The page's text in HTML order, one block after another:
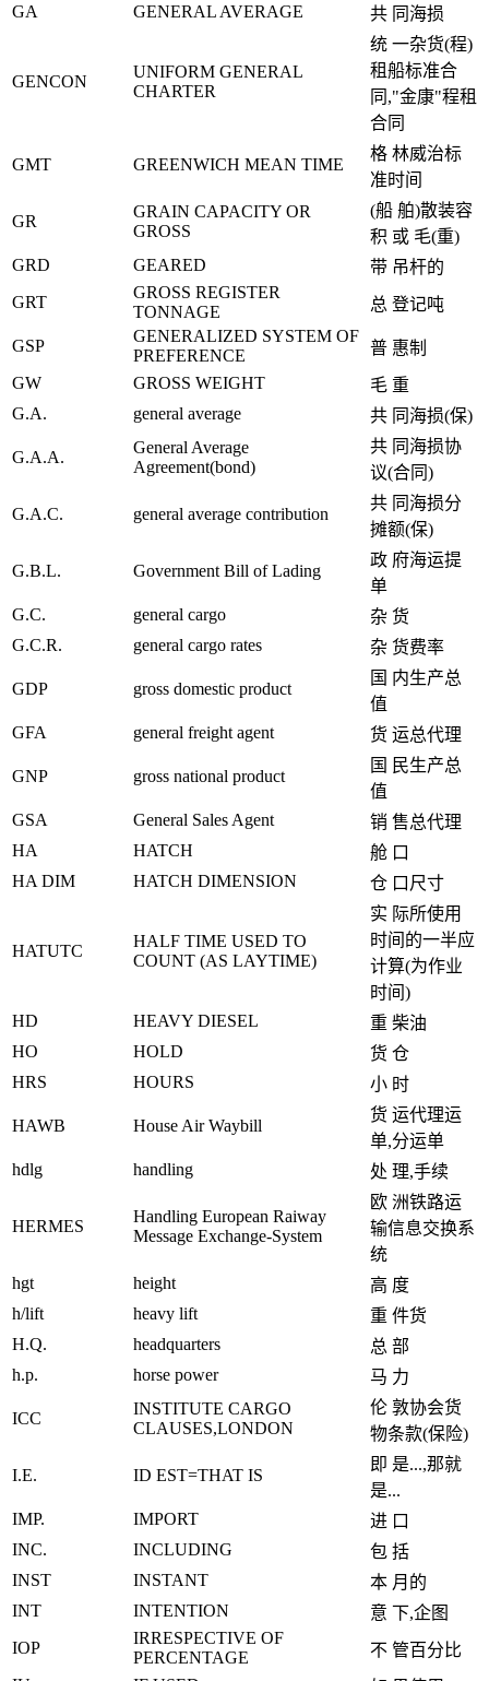
GA
GENERAL AVERAGE 共 同海损
GENCON
UNIFORM GENERAL
CHARTER
统 一杂货(程)
租船标准合
同,"金康"程租
合同
GMT GREENWICH MEAN TIME
格 林威治标
准时间
GR
GRAIN CAPACITY OR
GROSS
(船 舶)散装容
积 或 毛(重)
GRD
GEARED
带 吊杆的
GRT
GROSS REGISTER
TONNAGE
总 登记吨
GSP
GENERALIZED SYSTEM OF
PREFERENCE
普 惠制
GW
GROSS WEIGHT
毛 重
G.A.
general average 共 同海损(保)
G.A.A.
General Average
Agreement(bond)
共 同海损协
议(合同)
G.A.C. general average contribution
共 同海损分
摊额(保)
G.B.L. Government Bill of Lading
政 府海运提
单
G.C.
general cargo
杂 货
G.C.R.
general cargo rates 杂 货费率
GDP gross domestic product
国 内生产总
值
GFA
general freight agent 货 运总代理
GNP gross national product
国 民生产总
值
GSA
General Sales Agent
销 售总代理
HA
HATCH
舱 口
HA DIM
HATCH DIMENSION 仓 口尺寸
HATUTC
HALF TIME USED TO
COUNT (AS LAYTIME)
实 际所使用
时间的一半应
计算(为作业
时间)
HD
HEAVY DIESEL
重 柴油
HO
HOLD
货 仓
HRS
HOURS 小 时
HAWB House Air Waybill
货 运代理运
单,分运单
hdlg
handling 处 理,手续
HERMES
Handling European Raiway
Message Exchange-System
欧 洲铁路运
输信息交换系
统
hgt
height
高 度
h/lift
heavy lift
重 件货
H.Q.
headquarters
总 部
h.p.
horse power 马 力
ICC
INSTITUTE CARGO
CLAUSES,LONDON
伦 敦协会货
物条款(保险)
I.E. ID EST=THAT IS
即 是...,那就
是...
IMP.
IMPORT
进 口
INC.
INCLUDING
包 括
INST
INSTANT
本 月的
INT
INTENTION
意 下,企图
IOP
IRRESPECTIVE OF
PERCENTAGE
不 管百分比